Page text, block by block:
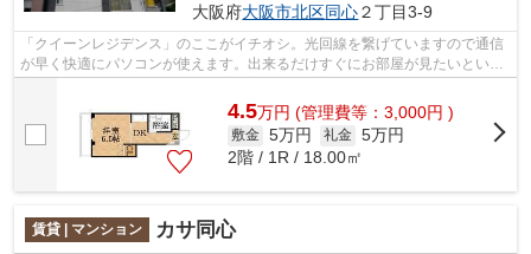
大阪府大阪市北区同心２丁目3-9
「クイーンレジデンス」のここがイチオシ。光回線を繋げていますので通信
が早く快適にパソコンが使えます。出来るだけすぐにお部屋が見たいという
方にはこちらがおすすめです。防犯対...
4.5万円 (管理費等：3,000円 )
敷金 5万円 礼金 5万円
2階 / 1R / 18.00㎡
賃貸 | マンション カサ同心